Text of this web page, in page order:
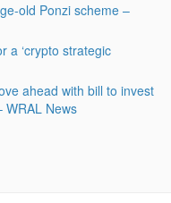
old Ponzi scheme –
a ‘crypto strategic
ahead with bill to invest
WRAL News